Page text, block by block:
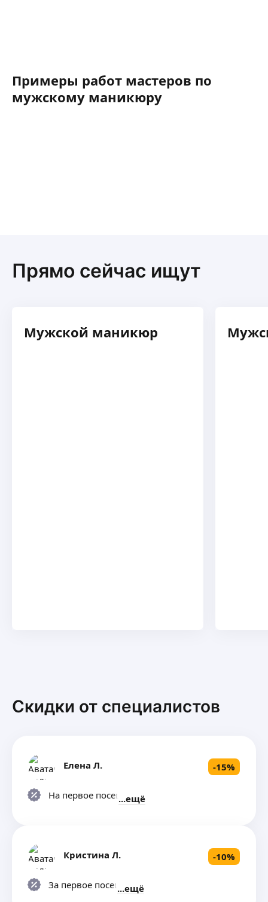
Примеры работ мастеров по
мужскому маникюру
Прямо сейчас ищут
Мужской маникюр
Скидки от специалистов
Елена Л. -15%
На первое посещение
ещё
Кристина Л. -10%
За первое посещение
ещё